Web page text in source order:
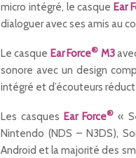
micro intégré, le casque Ear
dialoguer avec ses amis au
Le casque Ear Force® M3
sonore avec un design
intégré et d’écouteurs
Les casques Ear Force® «
Nintendo (NDS – N3DS),
Android et la majorité des